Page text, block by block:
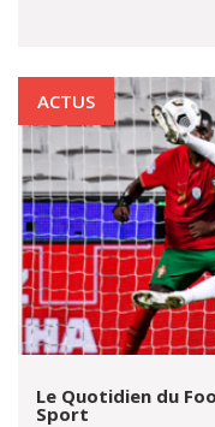
ACTUS
Le Quotidien du
Sport